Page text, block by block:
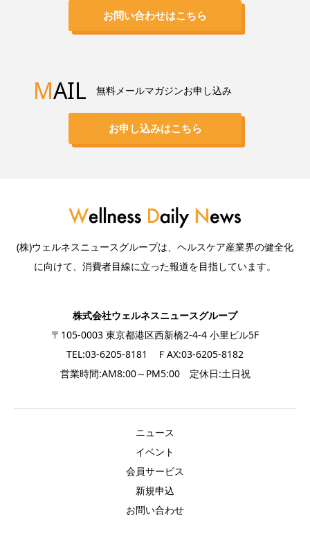
お問い合わせはこちら
MAIL 無料メールマガジンお申し込み
お申し込みはこちら
(株)ウェルネスニュースグループは、ヘルスケア産業界の健全化
に向けて、消費者目線に立った報道を目指しています。
株式会社ウェルネスニュースグループ
〒105-0003 東京都港区西新橋2-4-4 小里ビル5F
TEL:03-6205-8181 ＦAX:03-6205-8182
営業時間:AM8:00～PM5:00 定休日:土日祝
ニュース
イベント
会員サービス
新規申込
お問い合わせ